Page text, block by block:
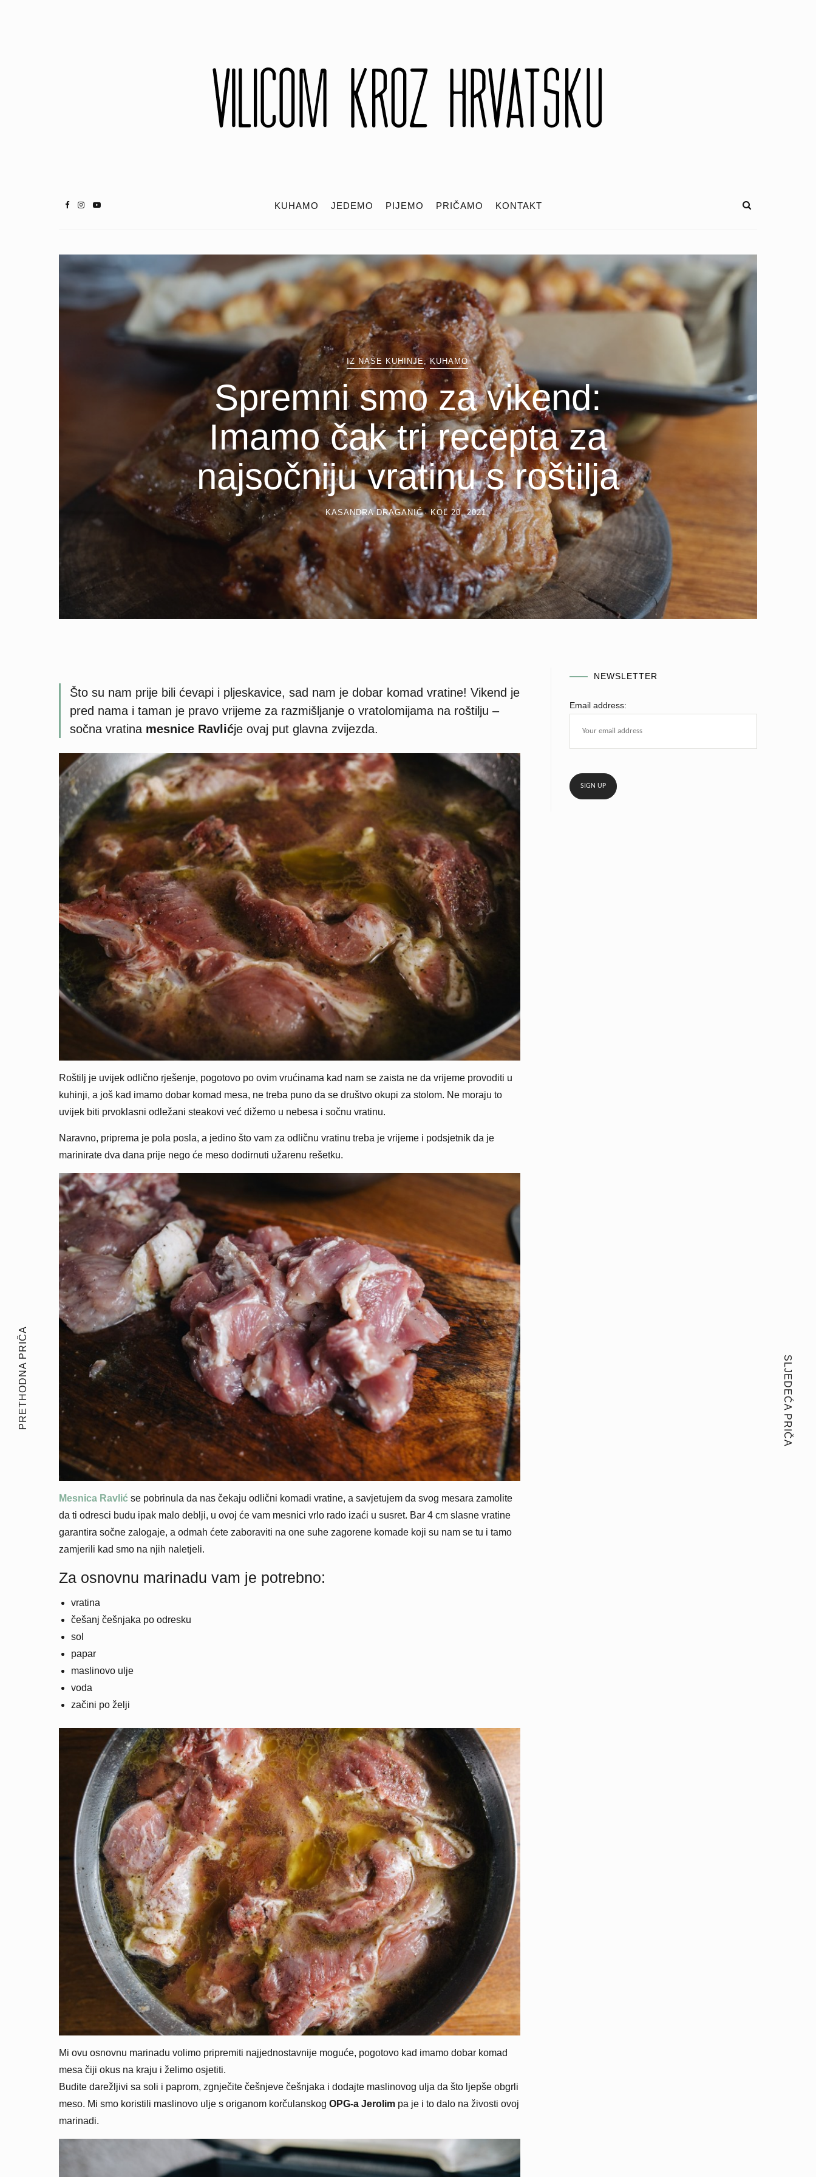
KUHAMO JEDEMO PIJEMO PRIČAMO KONTAKT
PRETHODNA PRIČA SLJEDEĆA PRIČA
IZ NAŠE KUHINJE,KUHAMO
Spremni smo za vikend:
Imamo čak tri recepta za
najsočniju vratinu s roštilja
KASANDRA DRAGANIĆ KOL 20, 2021
Što su nam prije bili ćevapi i pljeskavice, sad nam je dobar komad vratine! Vikend je
pred nama i taman je pravo vrijeme za razmišljanje o vratolomijama na roštilju –
sočna vratina mesnice Ravlićje ovaj put glavna zvijezda.
Roštilj je uvijek odlično rješenje, pogotovo po ovim vrućinama kad nam se zaista ne da vrijeme provoditi u
kuhinji, a još kad imamo dobar komad mesa, ne treba puno da se društvo okupi za stolom. Ne moraju to
uvijek biti prvoklasni odležani steakovi već dižemo u nebesa i sočnu vratinu.
Naravno, priprema je pola posla, a jedino što vam za odličnu vratinu treba je vrijeme i podsjetnik da je
marinirate dva dana prije nego će meso dodirnuti užarenu rešetku.
Mesnica Ravlić se pobrinula da nas čekaju odlični komadi vratine, a savjetujem da svog mesara zamolite
da ti odresci budu ipak malo deblji, u ovoj će vam mesnici vrlo rado izaći u susret. Bar 4 cm slasne vratine
garantira sočne zalogaje, a odmah ćete zaboraviti na one suhe zagorene komade koji su nam se tu i tamo
zamjerili kad smo na njih naletjeli.
Za osnovnu marinadu vam je potrebno:
vratina
češanj češnjaka po odresku
sol
papar
maslinovo ulje
voda
začini po želji
Mi ovu osnovnu marinadu volimo pripremiti najjednostavnije moguće, pogotovo kad imamo dobar komad
mesa čiji okus na kraju i želimo osjetiti.
Budite darežljivi sa soli i paprom, zgnječite češnjeve češnjaka i dodajte maslinovog ulja da što ljepše obgrli
meso. Mi smo koristili maslinovo ulje s origanom korčulanskog OPG-a Jerolim pa je i to dalo na živosti ovoj
marinadi.
NEWSLETTER
Email address: